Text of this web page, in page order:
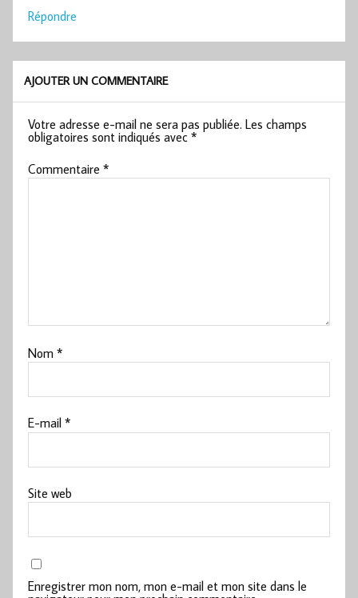
Répondre
AJOUTER UN COMMENTAIRE
Votre adresse e-mail ne sera pas publiée. Les champs
obligatoires sont indiqués avec*
Commentaire*
Nom*
E-mail*
Site web
Enregistrer mon nom, mon e-mail et mon site dans le